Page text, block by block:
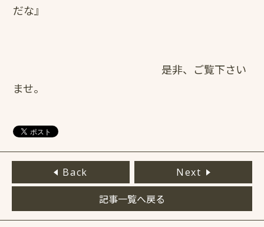
だな』
是非、ご覧下さい
ませ。
Back Next
記事一覧へ戻る